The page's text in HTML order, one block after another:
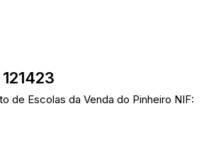
de Escolas da Venda do Pinheiro NIF: